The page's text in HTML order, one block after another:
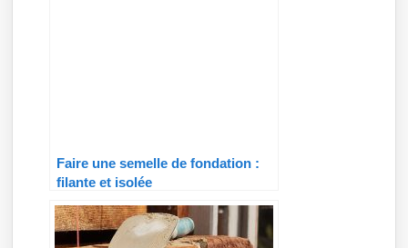
Faire une semelle de fondation :
filante et isolée